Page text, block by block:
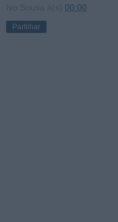
Ivo Sousa à(s) 00:00
Partilhar